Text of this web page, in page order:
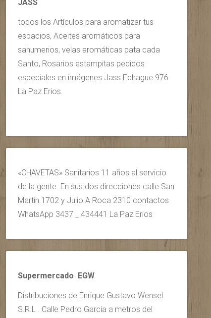
JASS
todos los Artículos para aromatizar tus
espacios, Aceites aromáticos para
sahumerios, velas aromáticas pata cada
Santo, Rosarios estampitas pedidos
especiales en imágenes Jass Echague 976
La Paz Erios.
«CHAVETAS» Sanitarios 11 años al servicio
de la gente. En sus dos direcciones calle San
Martin 1702 y Julio A Roca 2310 contactos
WhatsApp 3437 _ 434441 La Paz Erios
Supermercado EGW
Distribuciones de Enrique Gustavo Wensel
S.R.L . Calle Pedro Garcia a metros del